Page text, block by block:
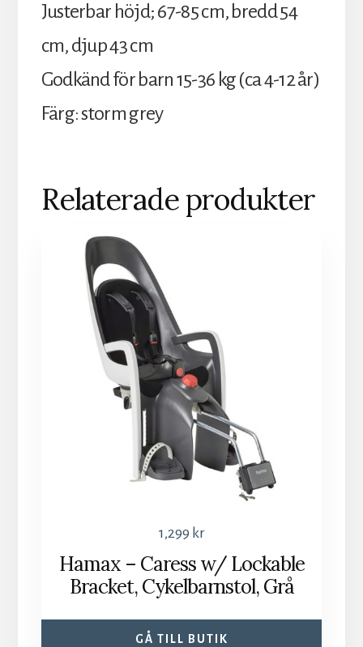
Justerbar höjd; 67-85 cm, bredd 54
cm, djup 43 cm
Godkänd för barn 15-36 kg (ca 4-12 år)
Färg: storm grey
Relaterade produkter
1,299 kr
Hamax – Caress w/ Lockable
Bracket, Cykelbarnstol, Grå
GÅ TILL BUTIK